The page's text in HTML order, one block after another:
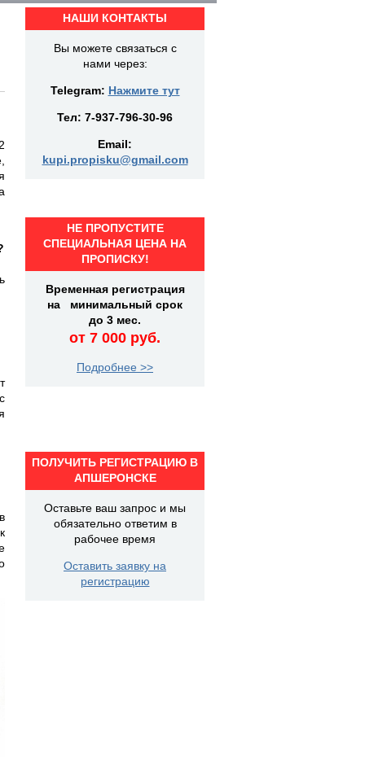
НАШИ КОНТАКТЫ
Вы можете связаться с
нами через:
Telegram: Нажмите тут
Тел: 7-937-796-30-96
Email:
kupi.propisku@gmail.com
НЕ ПРОПУСТИТЕ
СПЕЦИАЛЬНАЯ ЦЕНА НА
ПРОПИСКУ!
Временная регистрация
на минимальный срок
до 3 мес.
от 7 000 руб.
Подробнее >>
ПОЛУЧИТЬ РЕГИСТРАЦИЮ В
АПШЕРОНСКЕ
Оставьте ваш запрос и мы
обязательно ответим в
рабочее время
Оставить заявку на
регистрацию